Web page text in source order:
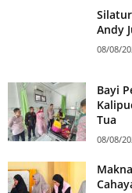
Andy
08/08/
Bayi
Tua
08/08/